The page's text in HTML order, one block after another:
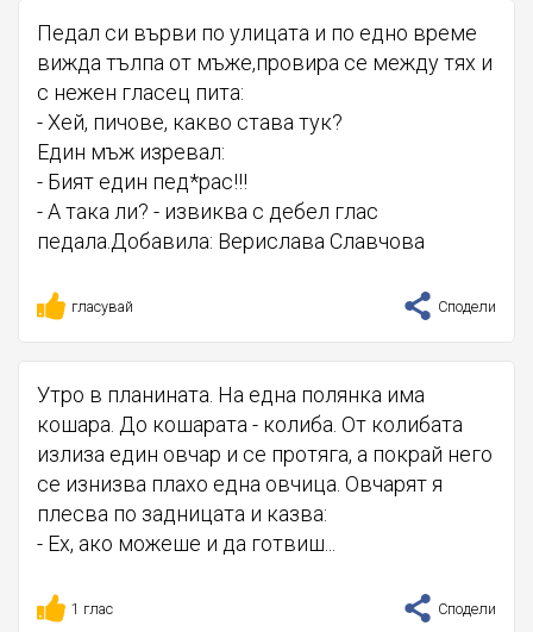
Педал си върви по улицата и по едно време
вижда тълпа от мъже,провира се между тях и
с нежен гласец пита:
- Хей, пичове, какво става тук?
Един мъж изревал:
- Бият един пед*рас!!!
- А така ли? - извиква с дебел глас
педала.Добавила: Верислава Славчова
гласувай Сподели
Утро в планината. На една полянка има
кошара. До кошарата - колиба. От колибата
излиза един овчар и се протяга, а покрай него
се изнизва плахо една овчица. Овчарят я
плесва по задницата и казва:
- Ех, ако можеше и да готвиш...
1 глас Сподели